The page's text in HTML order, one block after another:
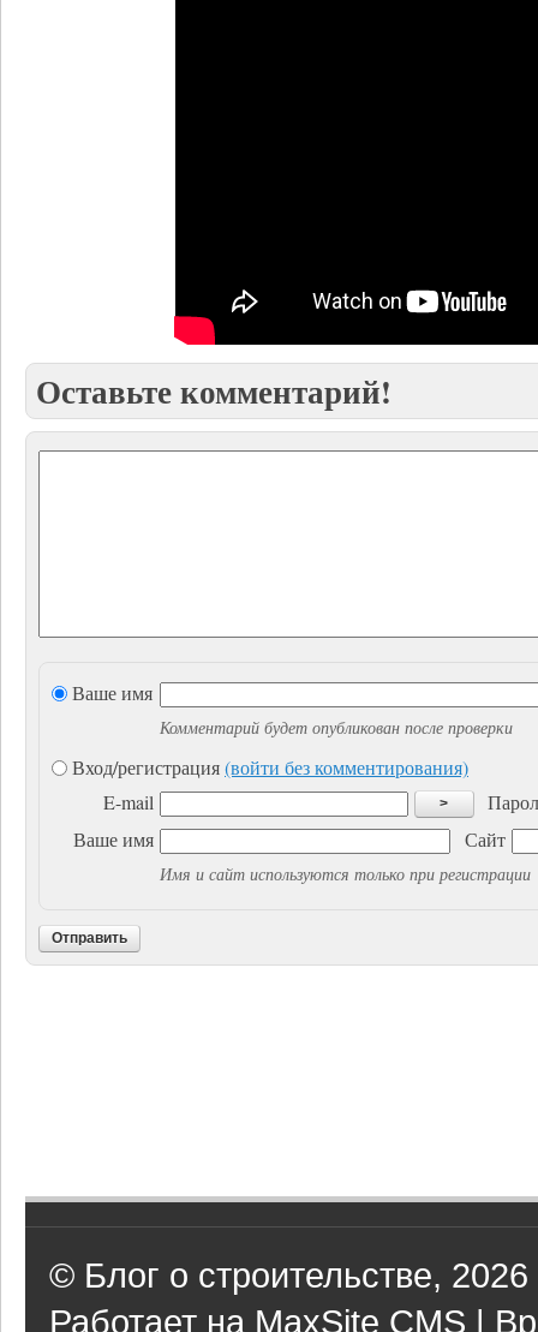
Оставьте комментарий!
Ваше имя
Комментарий будет опубликован после проверки
Вход/регистрация(войти без комментирования)
E-mail
>
Ваше имя
Сайт
Имя и сайт используются только при регистрации
Отправить
© Блог о строительстве, 2026
Работает на MaxSite CMS |